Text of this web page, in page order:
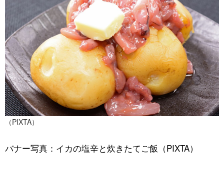
（PIXTA）
バナー写真：イカの塩辛と炊きたてご飯（PIXTA）